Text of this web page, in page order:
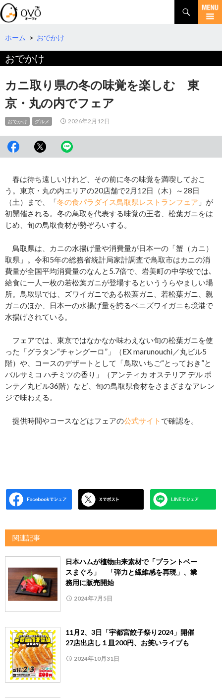
検
索
コ
テ
ツ
へ
動
ホーム > おでかけ
おでかけ
カニ取り県の冬の味覚を楽しむ 東
京・丸の内でフェア
おでかけ グルメ 2026年2月12日
春は待ち遠しいけれど、その前に冬の味覚を満喫しておこ
う。東京・丸の内エリアの20店舗で2月12日（木）～28日
（土）まで、「冬の食パラダイス鳥取県レストランフェア 」が
初開催される。冬の鳥取を代表する味覚の王者、松葉ガニをは
じめ、旬の鳥取食材が勢ぞろいする。
鳥取県は、カニの水揚げ量や消費量が日本一の「蟹（カニ）
取県」。令和5年の総務省統計局家計調査で鳥取市はカニの消
費量が全国平均消費量のなんと5.7倍で、岩美町の中学校では､
給食に一人一枚の若松葉ガニが登場するといううらやましい場
所。鳥取県では、ズワイガニである松葉ガニ、若松葉ガニ、親
ガニのほか、日本一の水揚げ量を誇るベニズワイガニも境港で
水揚げされている。
フェアでは、東京ではなかなか味わえない旬の松葉ガニを使
った「グラタン“チャングーロ”」（EX marunouchi／丸ビル5
階）や、コースのデザートとして「鳥取いちご“とっておき”と
バルサミコ ハチミツの香り」（アンティカ オステリア デル ポ
ンテ／丸ビル36階）など、旬の鳥取県食材をさまざまなアレン
ジで味わえる。
提供時間やコースなどはフェアの公式サイト で確認を。
関連記事
日本ハムが植物由来素材で「プラントベー
スまぐろ」 「弾力と繊維感を再現」、業
務用に販売開始
2024年7月5日
11月2、3日「宇都宮餃子祭り2024」開催
27店出店し１皿200円、お笑いライブも
2024年10月31日